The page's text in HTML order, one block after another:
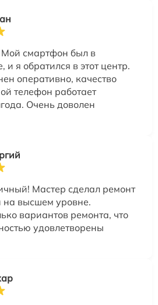
смартфон был в
и я обратился в этот центр.
оперативно, качество
телефон работает
Очень доволен
Мастер сделал ремонт
на высшем уровне.
вариантов ремонта, что
удовлетворены